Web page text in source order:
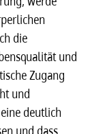
die
und
Zugang
und
deutlich
und dass